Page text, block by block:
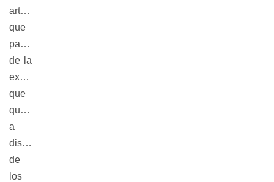
artistas
que
participen
de la
exhibición,
que
quedará
a
disposición
de
los